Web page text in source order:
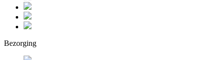
Bezorging